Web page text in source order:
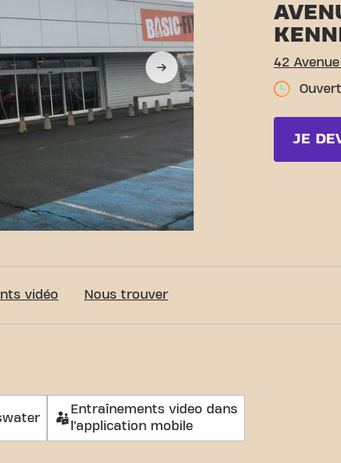
42
JE
vidéo Nous trouver
Entraînements video dans
l’application mobile